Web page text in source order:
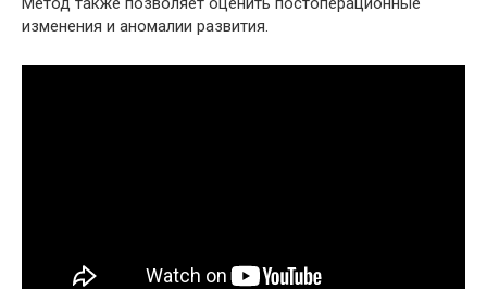
изменения и аномалии развития.